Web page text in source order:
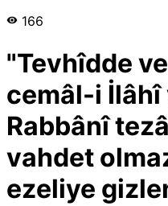
166
"Tevhîdde
cemâl-i İlâhî
Rabbânî
vahdet
ezeliye